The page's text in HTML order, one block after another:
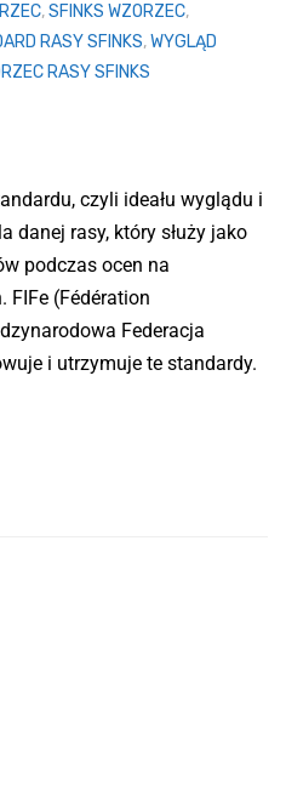
,SFINKS WZORZEC,
RASY SFINKS,WYGLĄD
RASY SFINKS
czyli ideału wyglądu i
danej rasy, który służy jako
podczas ocen na
(Fédération
Federacja
i utrzymuje te standardy.